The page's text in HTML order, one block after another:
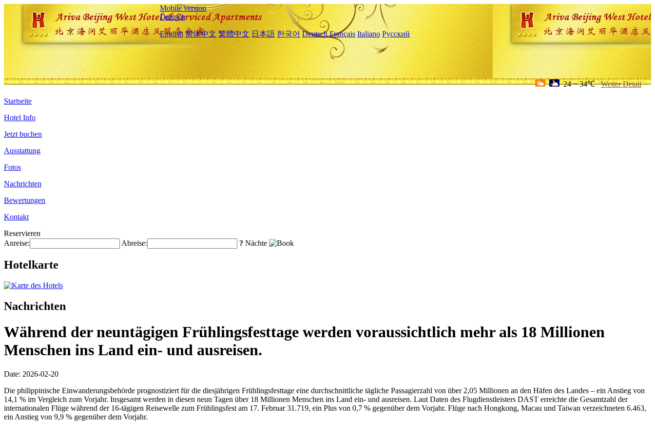
Mobile version
Deutsch
English 简体中文 繁體中文 日本語 한국어 Deutsch Français Italiano Русский
24 ~ 34℃ Wetter Detail
Startseite
Hotel Info
Jetzt buchen
Ausstattung
Fotos
Nachrichten
Bewertungen
Kontakt
Reservieren
Anreise:
Abreise: ? Nächte
Hotelkarte
Nachrichten
Während der neuntägigen Frühlingsfesttage werden voraussichtlich mehr als 18 Millionen
Menschen ins Land ein- und ausreisen.
Date: 2026-02-20
Die philippinische Einwanderungsbehörde prognostiziert für die diesjährigen Frühlingsfesttage eine durchschnittliche tägliche Passagierzahl von über 2,05 Millionen an den Häfen des Landes – ein Anstieg von
14,1 % im Vergleich zum Vorjahr. Insgesamt werden in diesen neun Tagen über 18 Millionen Menschen ins Land ein- und ausreisen. Laut Daten des Flugdienstleisters DAST erreichte die Gesamtzahl der
internationalen Flüge während der 16-tägigen Reisewelle zum Frühlingsfest am 17. Februar 31.719, ein Plus von 0,7 % gegenüber dem Vorjahr. Flüge nach Hongkong, Macau und Taiwan verzeichneten 6.463,
ein Anstieg von 9,9 % gegenüber dem Vorjahr.